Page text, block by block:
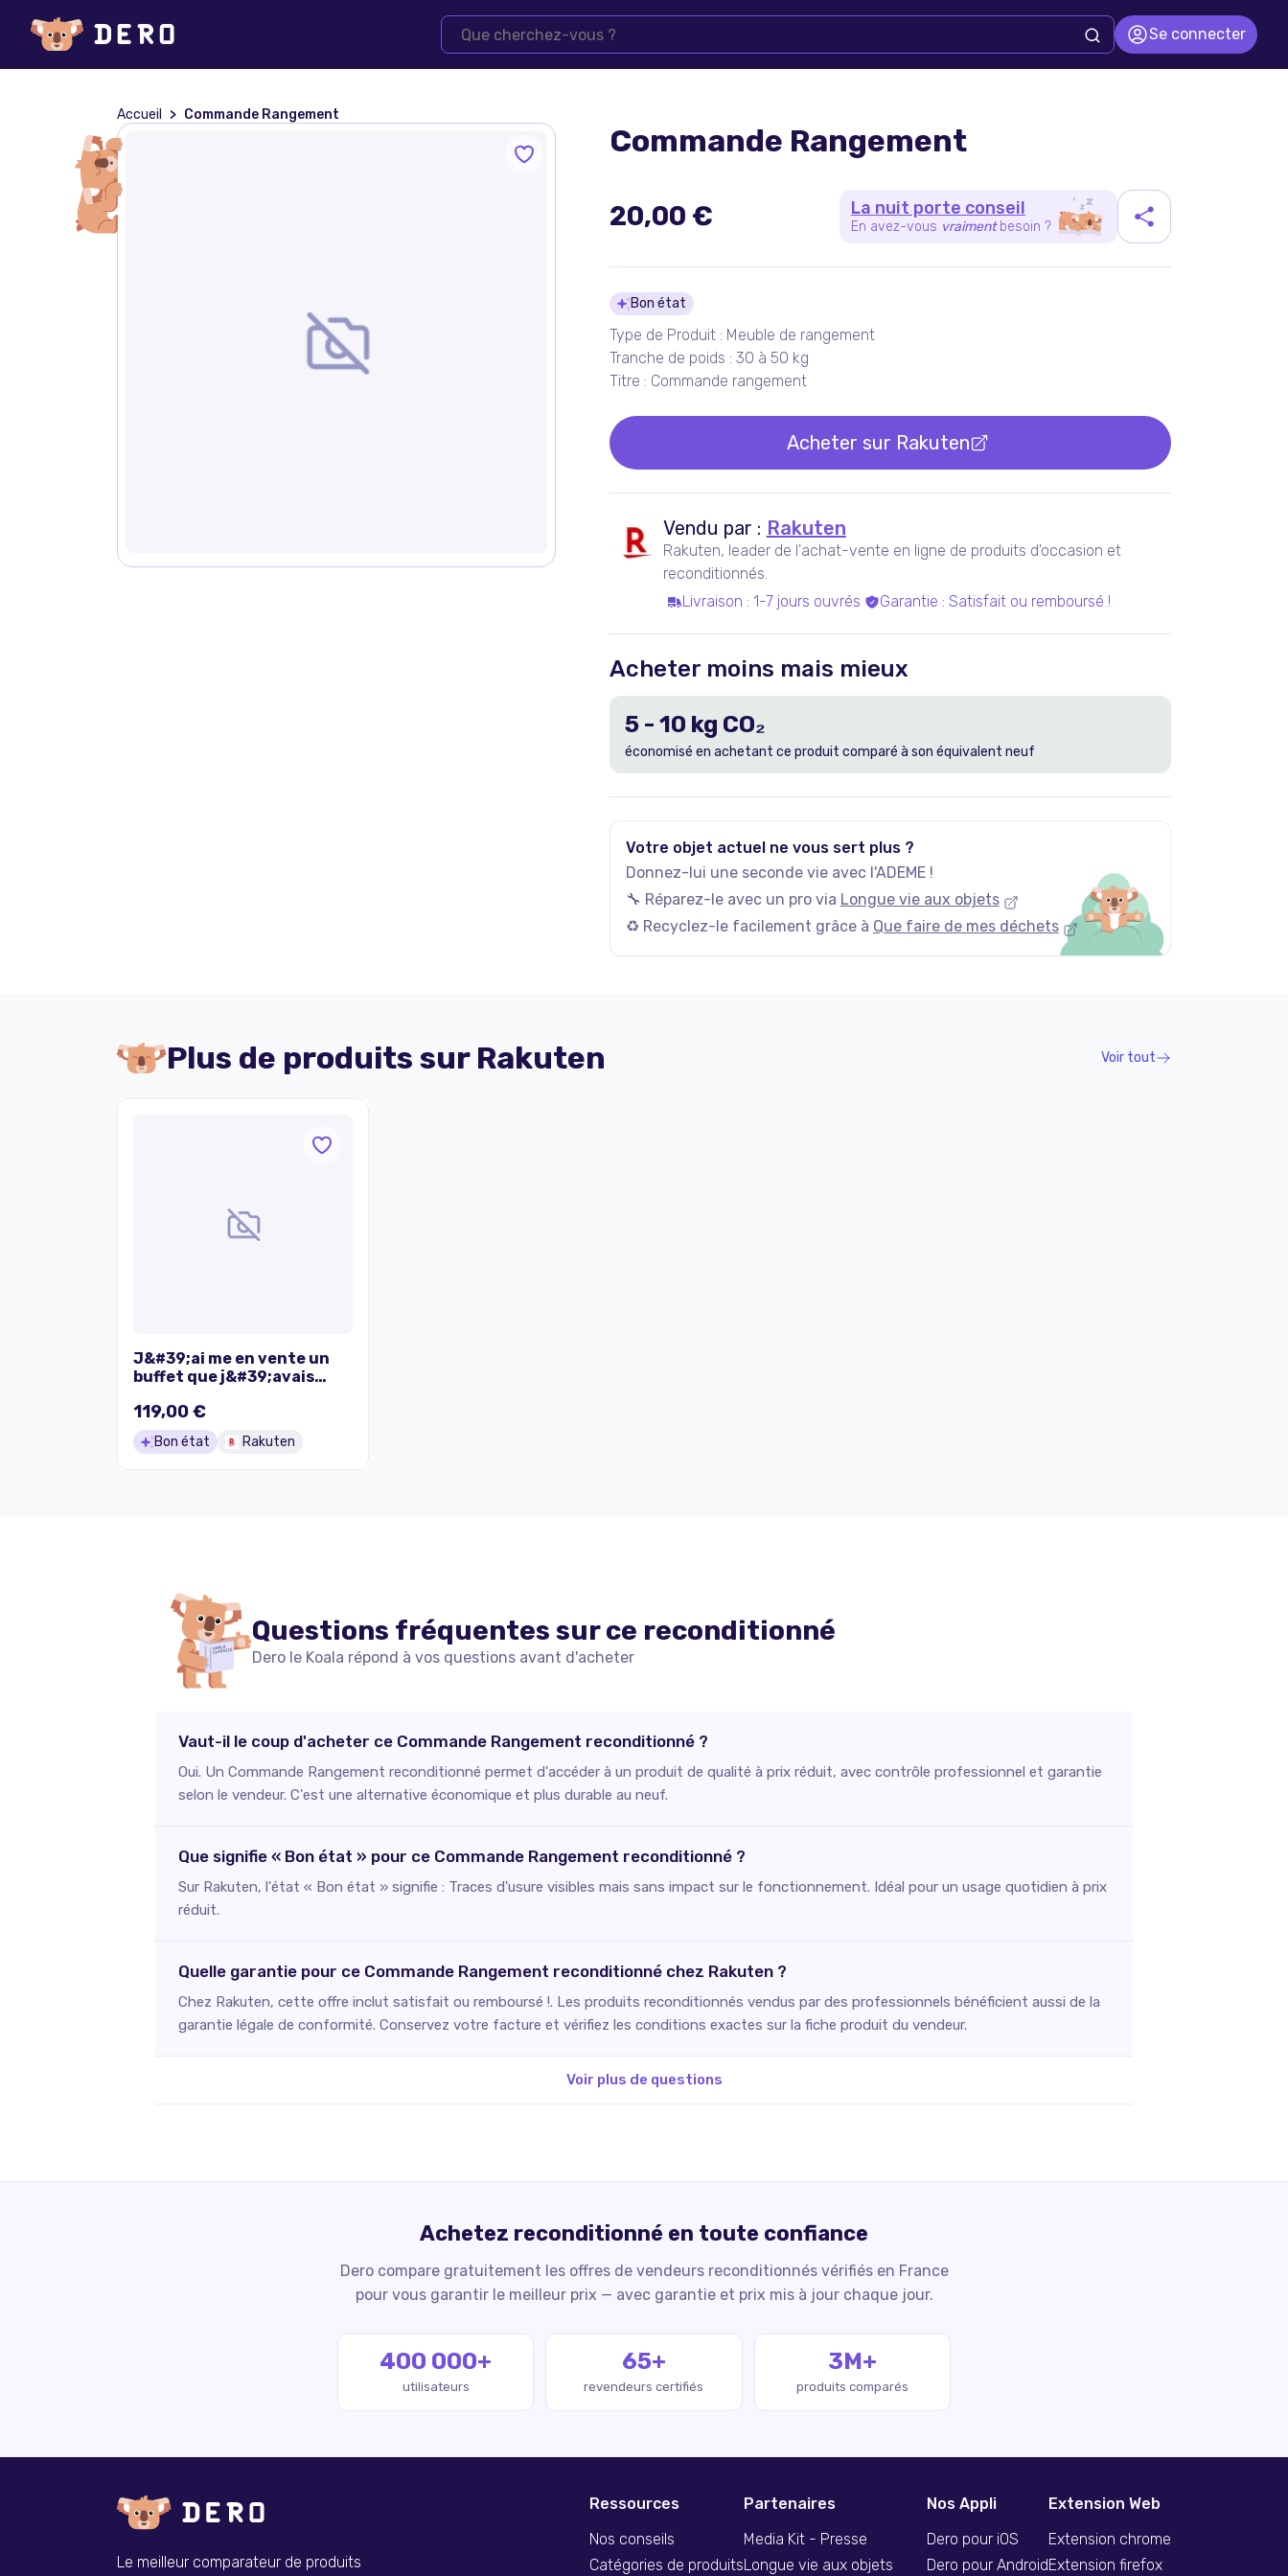
Se connecter
Accueil Commande Rangement
Commande Rangement
20,00 € La nuit porte conseil
En avez-vous vraiment besoin ?
Détails du produit
Bon état
Type de Produit : Meuble de rangement
Tranche de poids : 30 à 50 kg
Titre : Commande rangement
Acheter sur Rakuten
Vendu par : Rakuten
Rakuten, leader de l'achat-vente en ligne de produits d'occasion et
reconditionnés.
Livraison : 1-7 jours ouvrés Garantie : Satisfait ou remboursé !
Acheter moins mais mieux
5- 10 kg CO₂
économisé en achetant ce produit comparé à son équivalent neuf
Votre objet actuel ne vous sert plus ?
Donnez-lui une seconde vie avec l'ADEME !
🔧 Réparez-le avec un pro via Longue vie aux objets
♻️ Recyclez-le facilement grâce à Que faire de mes déchets
Plus de produits sur Rakuten Voir tout
J&#39;ai me en vente un
buffet que j&#39;avais
lieu d&#39;une
commonde,je l&#39;ai
commandé sur Rakuten,il
119,00 €
Bon état Rakuten
Questions fréquentes sur ce reconditionné
Dero le Koala répond à vos questions avant d'acheter
Vaut-il le coup d'acheter ce Commande Rangement reconditionné ?
Oui. Un Commande Rangement reconditionné permet d'accéder à un produit de qualité à prix réduit, avec contrôle professionnel et garantie
selon le vendeur. C'est une alternative économique et plus durable au neuf.
Que signifie « Bon état » pour ce Commande Rangement reconditionné ?
Sur Rakuten, l'état « Bon état » signifie : Traces d'usure visibles mais sans impact sur le fonctionnement. Idéal pour un usage quotidien à prix
réduit.
Quelle garantie pour ce Commande Rangement reconditionné chez Rakuten ?
Chez Rakuten, cette offre inclut satisfait ou remboursé !. Les produits reconditionnés vendus par des professionnels bénéficient aussi de la
garantie légale de conformité. Conservez votre facture et vérifiez les conditions exactes sur la fiche produit du vendeur.
Voir plus de questions
Achetez reconditionné en toute confiance
Dero compare gratuitement les offres de vendeurs reconditionnés vérifiés en France
pour vous garantir le meilleur prix — avec garantie et prix mis à jour chaque jour.
400 000+
utilisateurs
65+
revendeurs certifiés
3M+
produits comparés
Le meilleur comparateur de produits
Ressources
Nos conseils
Catégories de produits
Partenaires
Media Kit - Presse
Longue vie aux objets
Nos Appli
Dero pour iOS
Dero pour Android
Extension Web
Extension chrome
Extension firefox